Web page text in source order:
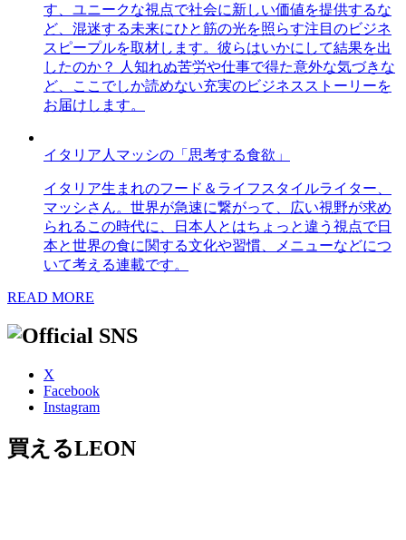
す、ユニークな視点で社会に新しい価値を提供するな
ど、混迷する未来にひと筋の光を照らす注目のビジネ
スピープルを取材します。彼らはいかにして結果を出
したのか？ 人知れぬ苦労や仕事で得た意外な気づきな
ど、ここでしか読めない充実のビジネスストーリーを
お届けします。
イタリア人マッシの「思考する食欲」
イタリア生まれのフード＆ライフスタイルライター、
マッシさん。世界が急速に繋がって、広い視野が求め
られるこの時代に、日本人とはちょっと違う視点で日
本と世界の食に関する文化や習慣、メニューなどにつ
いて考える連載です。
READ MORE
X
Facebook
Instagram
買えるLEON